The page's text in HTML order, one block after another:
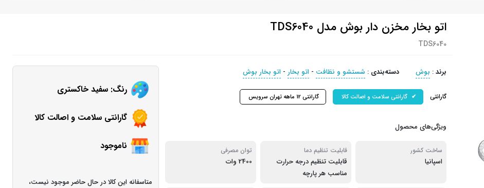
اتو بخار مخزن دار بوش مدل TDS6040
TDS6040
برند: بوش دسته‌بندی : شستشو و نظافت - اتو بخار - اتو بخار بوش
گارانتی گارانتی سلامت و اصالت کالا گارانتی 12 ماهه تهران سرویس
ویژگی‌های محصول
ساخت کشور
اسپانیا
قابلیت تنظیم دما
قابلیت تنظیم درجه حرارت
مناسب هر پارچه
توان مصرفی
2400 وات
رنگ: سفید خاکستری
گارانتی سلامت و اصالت کالا
ناموجود
متاسفانه این کالا در حال حاضر موجود نیست،